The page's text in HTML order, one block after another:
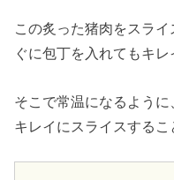
この炙った猪肉をスラ
ぐに包丁を入れてもキレ
そこで常温になるよう
キレイにスライスするこ